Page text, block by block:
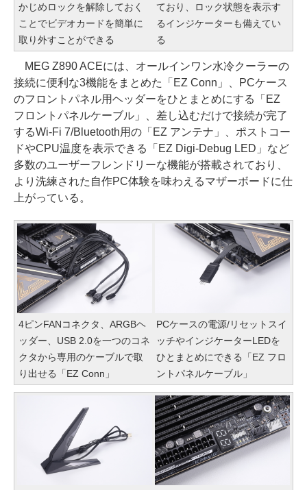
かじめロックを解除しておく
ことでビデオカードを簡単に
取り外すことができる
ており、ロック状態を表示す
るインジケーターも備えてい
る
MEG Z890 ACEには、オールインワン水冷クーラーの
接続に便利な3機能をまとめた「EZ Conn」、PCケース
のフロントパネル用ヘッダーをひとまとめにする「EZ
フロントパネルケーブル」、差し込むだけで接続が完了
するWi-Fi 7/Bluetooth用の「EZ アンテナ」、ポストコー
ドやCPU温度を表示できる「EZ Digi-Debug LED」など
多数のユーザーフレンドリーな機能が搭載されており、
より洗練された自作PC体験を味わえるマザーボードに仕
上がっている。
4ピンFANコネクタ、ARGBヘ
ッダー、USB 2.0を一つのコネ
クタから専用のケーブルで取
り出せる「EZ Conn」
PCケースの電源/リセットスイ
ッチやインジケーターLEDを
ひとまとめにできる「EZ フロ
ントパネルケーブル」